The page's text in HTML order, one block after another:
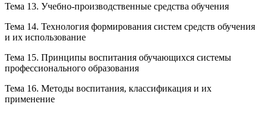
Тема 13. Учебно-производственные средства обучения
Тема 14. Технология формирования систем средств обучения
и их использование
Тема 15. Принципы воспитания обучающихся системы
профессионального образования
Тема 16. Методы воспитания, классификация и их
применение